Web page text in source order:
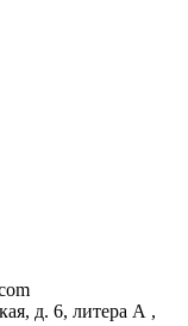
д. 6, литера А ,